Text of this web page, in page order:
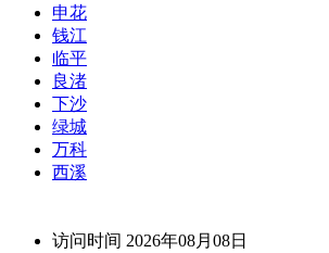
申花
钱江
临平
良渚
下沙
绿城
万科
西溪
访问时间 2026年08月08日